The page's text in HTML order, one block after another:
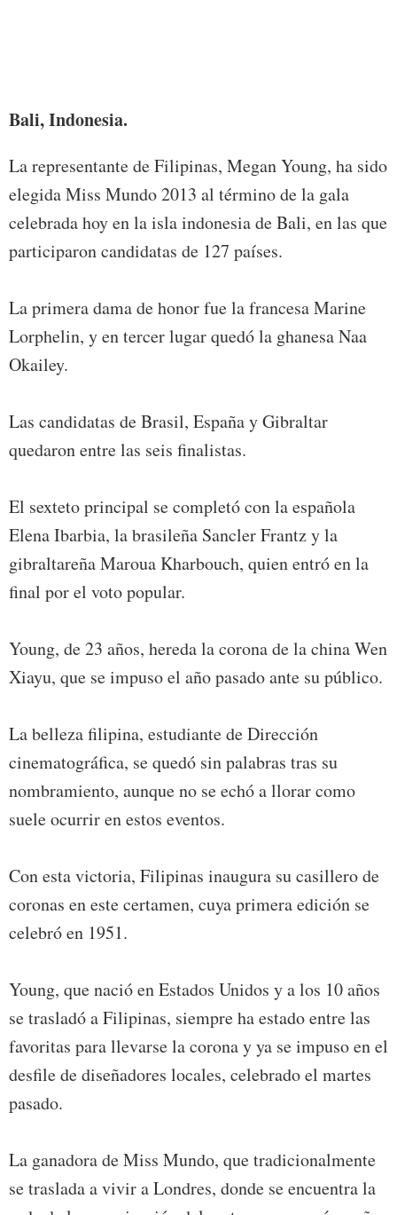
Bali, Indonesia.
La representante de Filipinas, Megan Young, ha sido
elegida Miss Mundo 2013 al término de la gala
celebrada hoy en la isla indonesia de Bali, en las que
participaron candidatas de 127 países.
La primera dama de honor fue la francesa Marine
Lorphelin, y en tercer lugar quedó la ghanesa Naa
Okailey.
Las candidatas de Brasil, España y Gibraltar
quedaron entre las seis finalistas.
El sexteto principal se completó con la española
Elena Ibarbia, la brasileña Sancler Frantz y la
gibraltareña Maroua Kharbouch, quien entró en la
final por el voto popular.
Young, de 23 años, hereda la corona de la china Wen
Xiayu, que se impuso el año pasado ante su público.
La belleza filipina, estudiante de Dirección
cinematográfica, se quedó sin palabras tras su
nombramiento, aunque no se echó a llorar como
suele ocurrir en estos eventos.
Con esta victoria, Filipinas inaugura su casillero de
coronas en este certamen, cuya primera edición se
celebró en 1951.
Young, que nació en Estados Unidos y a los 10 años
se trasladó a Filipinas, siempre ha estado entre las
favoritas para llevarse la corona y ya se impuso en el
desfile de diseñadores locales, celebrado el martes
pasado.
La ganadora de Miss Mundo, que tradicionalmente
se traslada a vivir a Londres, donde se encuentra la